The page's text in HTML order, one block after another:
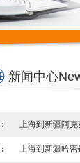
新闻中心